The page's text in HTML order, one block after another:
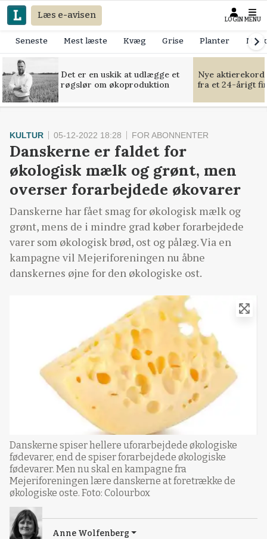
Læs e-avisen LOGIN MENU
Seneste Mest læste Kvæg Grise Planter
Det er en uskik at udlægge et
røgslør om økoproduktion
Nye
fra et 24-årigt
KULTUR 05-12-2022 18:28 FOR ABONNENTER
Danskerne er faldet for
økologisk mælk og grønt, men
overser forarbejdede økovarer
Danskerne har fået smag for økologisk mælk og
grønt, mens de i mindre grad køber forarbejdede
varer som økologisk brød, ost og pålæg. Via en
kampagne vil Mejeriforeningen nu åbne
danskernes øjne for den økologiske ost.
Danskerne spiser hellere uforarbejdede økologiske
fødevarer, end de spiser forarbejdede økologiske
fødevarer. Men nu skal en kampagne fra
Mejeriforeningen lære danskerne at foretrække de
økologiske oste. Foto: Colourbox
Anne Wolfenberg